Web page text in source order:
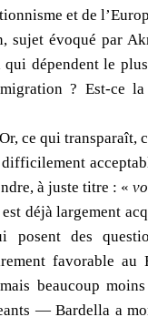
et de
sujet évoqué par
dépendent le
? Est-ce
ce qui
à juste titre : «
déjà largement
posent des
favorable
beaucoup
— Bardella a